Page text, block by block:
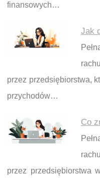
finansowych…
Jak
przez przedsiębiorstwa,
przychodów…
Co
przez przedsiębiorstwa